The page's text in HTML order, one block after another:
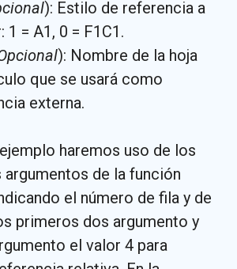
): Estilo de referencia a
1 = A1, 0 = F1C1.
): Nombre de la hoja
que se usará como
externa.
haremos uso de los
de la función
el número de fila y de
primeros dos argumento y
el valor 4 para